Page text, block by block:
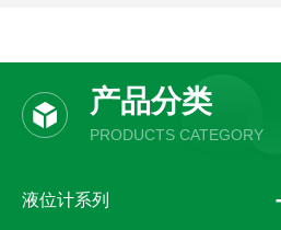
产品分类
PRODUCTS CATEGORY
液位计系列